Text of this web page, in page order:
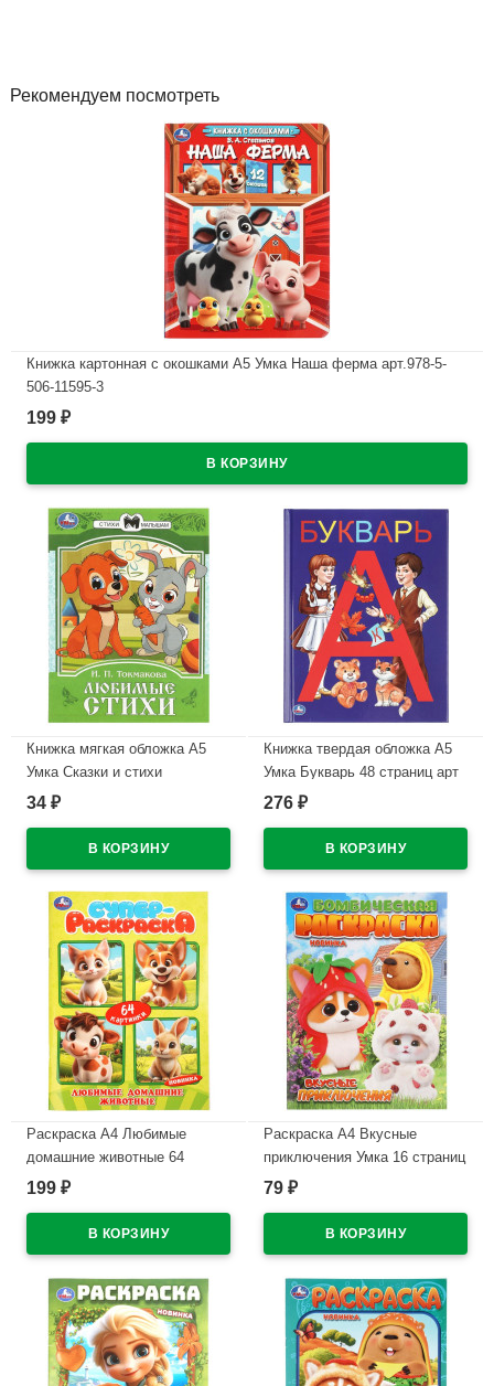
Рекомендуем посмотреть
Книжка картонная с окошками А5 Умка Наша ферма арт.978-5-
506-11595-3
В наличии
199 ₽
Книжка мягкая обложка А5
Умка Сказки и стихи
малышам Токмакова арт.978-
34 ₽
Книжка твердая обложка А5
Умка Букварь 48 страниц арт
978-5-506-03754-5
276 ₽
Раскраска А4 Любимые
домашние животные 64
картинки Умка 64 страницы
199 ₽
Раскраска А4 Вкусные
приключения Умка 16 страниц
арт.978-5-506-11517-5
79 ₽